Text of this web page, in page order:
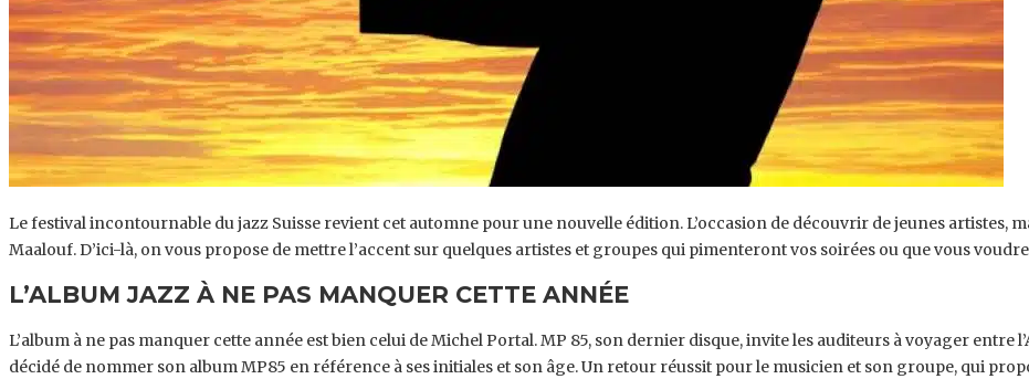
Le festival incontournable du jazz Suisse revient cet automne pour une nouvelle édition. L’occasion de découvrir de jeunes artistes,
Maalouf. D’ici-là, on vous propose de mettre l’accent sur quelques artistes et groupes qui pimenteront vos soirées ou que vous
L’ALBUM JAZZ À NE PAS MANQUER CETTE ANNÉE
L’album à ne pas manquer cette année est bien celui de Michel Portal. MP 85, son dernier disque, invite les auditeurs à voyager entre
décidé de nommer son album MP85 en référence à ses initiales et son âge. Un retour réussit pour le musicien et son groupe, qui